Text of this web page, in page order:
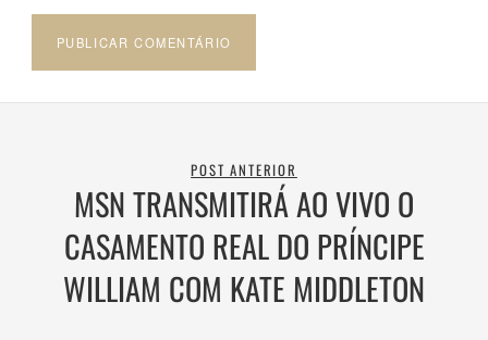
POST ANTERIOR
MSN TRANSMITIRÁ AO VIVO O
CASAMENTO REAL DO PRÍNCIPE
WILLIAM COM KATE MIDDLETON